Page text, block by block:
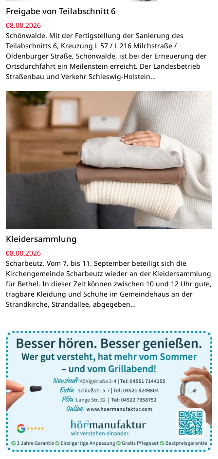
Freigabe von Teilabschnitt 6
08.08.2026
Schönwalde. Mit der Fertigstellung der Sanierung des
Teilabschnitts 6, Kreuzung L 57 / L 216 Milchstraße /
Oldenburger Straße, Schönwalde, ist bei der Erneuerung der
Ortsdurchfahrt ein Meilenstein erreicht. Der Landesbetrieb
Straßenbau und Verkehr Schleswig-Holstein…
Kleidersammlung
08.08.2026
Scharbeutz. Vom 7. bis 11. September beteiligt sich die
Kirchengemeinde Scharbeutz wieder an der Kleidersammlung
für Bethel. In dieser Zeit können zwischen 10 und 12 Uhr gute,
tragbare Kleidung und Schuhe im Gemeindehaus an der
Strandkirche, Strandallee, abgegeben…